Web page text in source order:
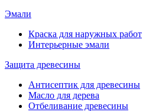
Эмали
Краска для наружных работ
Интерьерные эмали
Защита древесины
Антисептик для древесины
Масло для дерева
Отбеливание древесины